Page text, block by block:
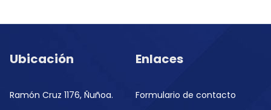
Ubicación
Ramón Cruz 1176, Ñuñoa.
Enlaces
Formulario de contacto